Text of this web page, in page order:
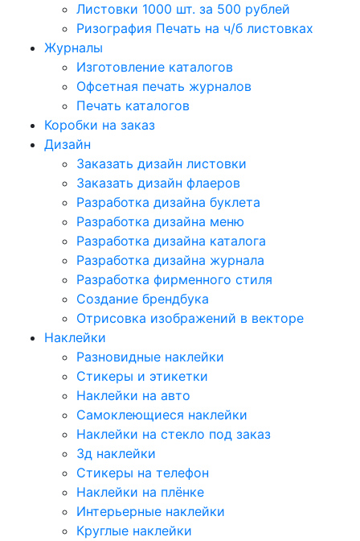
Листовки 1000 шт. за 500 рублей
Ризография Печать на ч/б листовках
Журналы
Изготовление каталогов
Офсетная печать журналов
Печать каталогов
Коробки на заказ
Дизайн
Заказать дизайн листовки
Заказать дизайн флаеров
Разработка дизайна буклета
Разработка дизайна меню
Разработка дизайна каталога
Разработка дизайна журнала
Разработка фирменного стиля
Создание брендбука
Отрисовка изображений в векторе
Наклейки
Разновидные наклейки
Стикеры и этикетки
Наклейки на авто
Самоклеющиеся наклейки
Наклейки на стекло под заказ
3д наклейки
Cтикеры на телефон
Наклейки на плёнке
Интерьерные наклейки
Круглые наклейки